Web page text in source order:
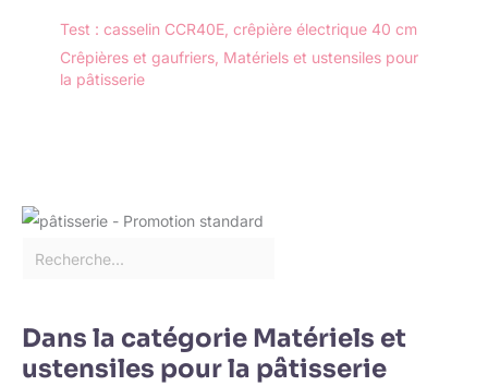
Test : casselin CCR40E, crêpière électrique 40 cm
Crêpières et gaufriers Matériels et ustensiles pour
la pâtisserie
Dans la catégorie Matériels et
ustensiles pour la pâtisserie